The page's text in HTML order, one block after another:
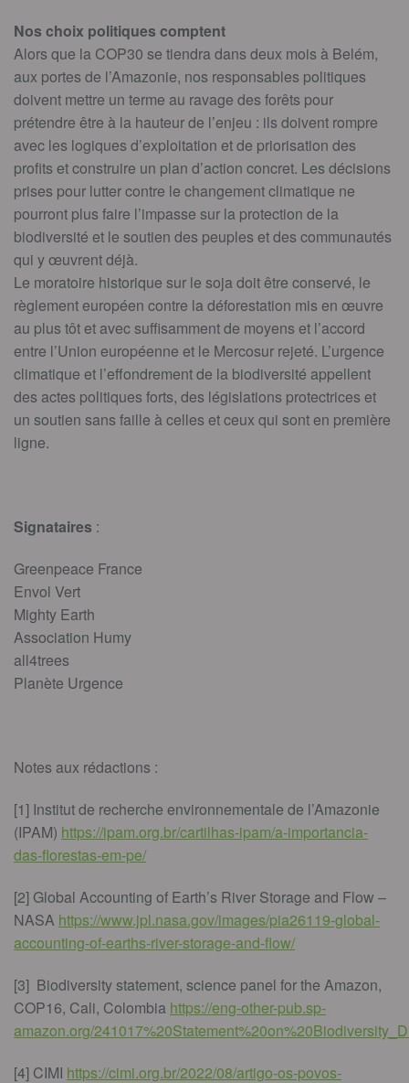
Nos choix politiques comptent
Alors que la COP30 se tiendra dans deux mois à Belém,
aux portes de l’Amazonie, nos responsables politiques
doivent mettre un terme au ravage des forêts pour
prétendre être à la hauteur de l’enjeu : ils doivent rompre
avec les logiques d’exploitation et de priorisation des
profits et construire un plan d’action concret. Les décisions
prises pour lutter contre le changement climatique ne
pourront plus faire l’impasse sur la protection de la
biodiversité et le soutien des peuples et des communautés
qui y œuvrent déjà.
Le moratoire historique sur le soja doit être conservé, le
règlement européen contre la déforestation mis en œuvre
au plus tôt et avec suffisamment de moyens et l’accord
entre l’Union européenne et le Mercosur rejeté. L’urgence
climatique et l’effondrement de la biodiversité appellent
des actes politiques forts, des législations protectrices et
un soutien sans faille à celles et ceux qui sont en première
ligne.
Signataires :
Greenpeace France
Envol Vert
Mighty Earth
Association Humy
all4trees
Planète Urgence
Notes aux rédactions :
[1] Institut de recherche environnementale de l’Amazonie
(IPAM) https://ipam.org.br/cartilhas-ipam/a-importancia-
das-florestas-em-pe/
[2] Global Accounting of Earth’s River Storage and Flow –
NASA https://www.jpl.nasa.gov/images/pia26119-global-
accounting-of-earths-river-storage-and-flow/
[3] Biodiversity statement, science panel for the Amazon,
COP16, Cali, Colombia https://eng-other-pub.sp-
amazon.org/
[4] CIMI https://cimi.org.br/2022/08/artigo-os-povos-